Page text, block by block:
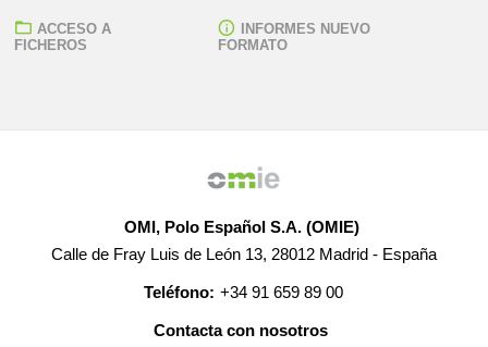
ACCESO A
FICHEROS
INFORMES NUEVO
FORMATO
OMI, Polo Español S.A. (OMIE)
Calle de Fray Luis de León 13, 28012 Madrid - España
Teléfono: +34 91 659 89 00
Contacta con nosotros